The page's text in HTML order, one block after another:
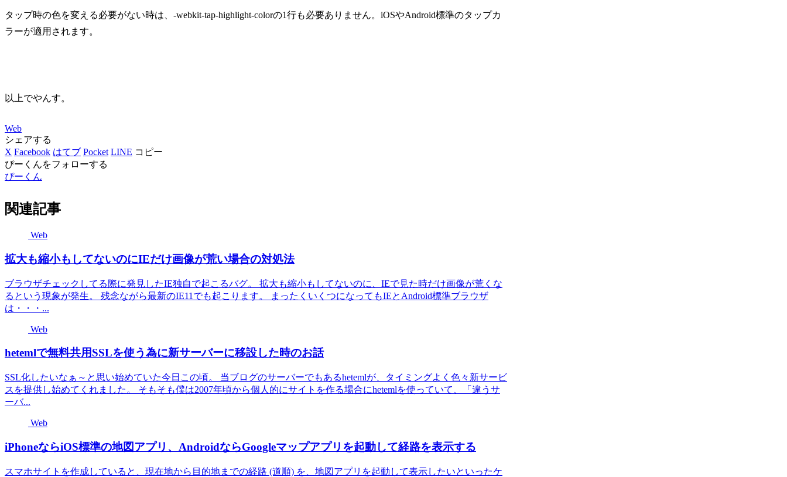
タップ時の色を変える必要がない時は、-webkit-tap-highlight-colorの1行も必要ありません。iOSやAndroid標準のタップカ
ラーが適用されます。
以上でやんす。
Web
シェアする
X Facebook はてブ Pocket LINE コピー
ぴーくんをフォローする
ぴーくん
関連記事
Web
拡大も縮小もしてないのにIEだけ画像が荒い場合の対処法
ブラウザチェックしてる際に発見したIE独自で起こるバグ。 拡大も縮小もしてないのに、IEで見た時だけ画像が荒くな
るという現象が発生。 残念ながら最新のIE11でも起こります。 まったくいくつになってもIEとAndroid標準ブラウザ
は・・・...
Web
hetemlで無料共用SSLを使う為に新サーバーに移設した時のお話
SSL化したいなぁ～と思い始めていた今日この頃。 当ブログのサーバーでもあるhetemlが、タイミングよく色々新サービ
スを提供し始めてくれました。 そもそも僕は2007年頃から個人的にサイトを作る場合にhetemlを使っていて、「違うサ
ーバ...
Web
iPhoneならiOS標準の地図アプリ、AndroidならGoogleマップアプリを起動して経路を表示する
スマホサイトを作成していると、現在地から目的地までの経路 (道順) を、地図アプリを起動して表示したいといったケ